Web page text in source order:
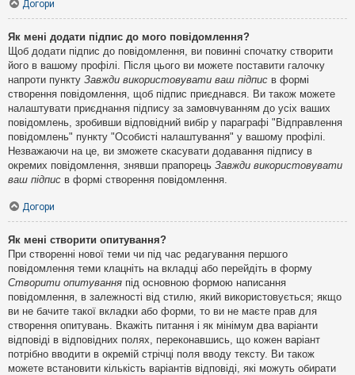
Догори
Як мені додати підпис до мого повідомлення?
Щоб додати підпис до повідомлення, ви повинні спочатку створити
його в вашому профілі. Після цього ви можете поставити галочку
напроти пункту Завжди використовувати ваш підпис в формі
створення повідомлення, щоб підпис приєднався. Ви також можете
налаштувати приєднання підпису за замовчуванням до усіх ваших
повідомлень, зробивши відповідний вибір у параграфі "Відправлення
повідомлень" пункту "Особисті налаштування" у вашому профілі.
Незважаючи на це, ви зможете скасувати додавання підпису в
окремих повідомлення, знявши прапорець Завжди використовувати
ваш підпис в формі створення повідомлення.
Догори
Як мені створити опитування?
При створенні нової теми чи під час редагування першого
повідомлення теми клацніть на вкладці або перейдіть в форму
Створити опитування під основною формою написання
повідомлення, в залежності від стилю, який використовується; якщо
ви не бачите такої вкладки або форми, то ви не маєте прав для
створення опитувань. Вкажіть питання і як мінімум два варіанти
відповіді в відповідних полях, переконавшись, що кожен варіант
потрібно вводити в окремій стрічці поля вводу тексту. Ви також
можете встановити кількість варіантів відповіді, які можуть обирати